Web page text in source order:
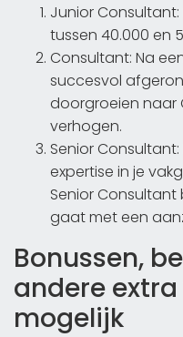
Junior
tussen 40.000 en
Consultant: Na
succesvol
doorgroeien naar
verhogen.
Senior
expertise in je
Senior
gaat met een
Bonussen,
andere
mogelijk